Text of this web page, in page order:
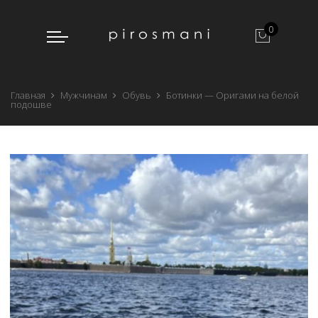
0
Главная Мужчинам Обувь Ботинки — Оригами на белой
подошве